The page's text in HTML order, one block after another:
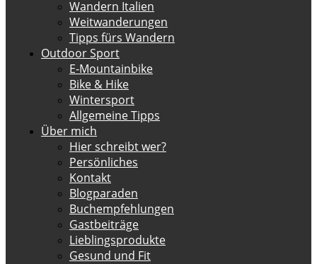
Wandern Italien
Weitwanderungen
Tipps fürs Wandern
Outdoor Sport
E-Mountainbike
Bike & Hike
Wintersport
Allgemeine Tipps
Über mich
Hier schreibt wer?
Persönliches
Kontakt
Blogparaden
Buchempfehlungen
Gastbeiträge
Lieblingsprodukte
Gesund und Fit